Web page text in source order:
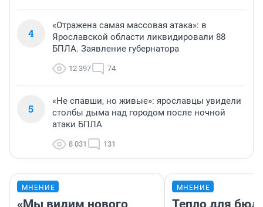
4
«Отражена самая массовая атака»: в
Ярославской области ликвидировали 88
БПЛА. Заявление губернатора
12 397 74
5
«Не спавши, но живые»: ярославцы увидели
столбы дыма над городом после ночной
атаки БПЛА
8 031 131
МНЕНИЕ МНЕНИЕ